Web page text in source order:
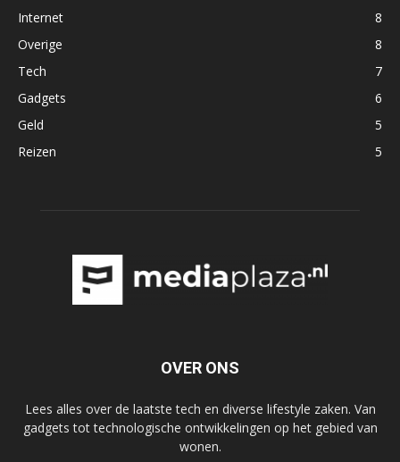
Internet
8
Overige
8
Tech
7
Gadgets
6
Geld
5
Reizen
5
OVER ONS
Lees alles over de laatste tech en diverse lifestyle zaken. Van
gadgets tot technologische ontwikkelingen op het gebied van
wonen.